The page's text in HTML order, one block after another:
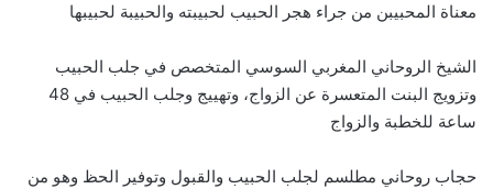
معناة المحبيبن من جراء هجر الحبيب لحبيبته والحبيبة لحبيبها
الشيخ الروحاني المغربي السوسي المتخصص في جلب الحبيب
وتزويج البنت المتعسرة عن الزواج، وتهييج وجلب الحبيب في 48
ساعة للخطبة والزواج
حجاب روحاني مطلسم لجلب الحبيب والقبول وتوفير الحظ وهو من